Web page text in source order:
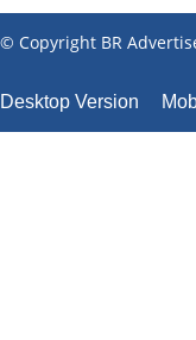
© Copyright BR
Desktop Version